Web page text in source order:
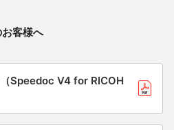
客様へ
Speedoc V4 for RICOH